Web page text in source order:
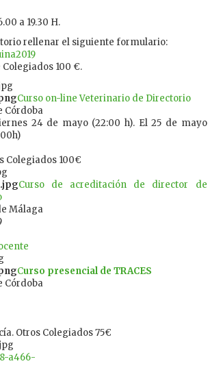
a 19.30 H.
rellenar el siguiente formulario:
100 €.
Curso on-line Veterinario de Directorio
Córdoba
24 de mayo (22:00 h). El 25 de mayo
Colegiados 100€
Curso de acreditación de director de
Málaga
Curso presencial de TRACES
Córdoba
Otros Colegiados 75€